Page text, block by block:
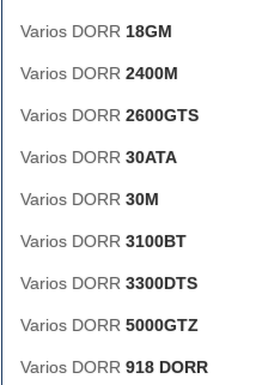
Varios DORR 18GM
Varios DORR 2400M
Varios DORR 2600GTS
Varios DORR 30ATA
Varios DORR 30M
Varios DORR 3100BT
Varios DORR 3300DTS
Varios DORR 5000GTZ
Varios DORR 918 DORR